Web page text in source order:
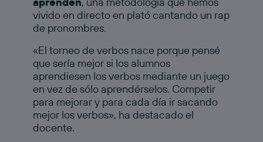
vivido en directo en plató cantando un rap
de pronombres.
«El torneo de verbos nace porque pensé
que sería mejor si los alumnos
aprendiesen los verbos mediante un juego
en vez de sólo aprendérselos. Competir
para mejorar y para cada día ir sacando
mejor los verbos», ha destacado el
docente.